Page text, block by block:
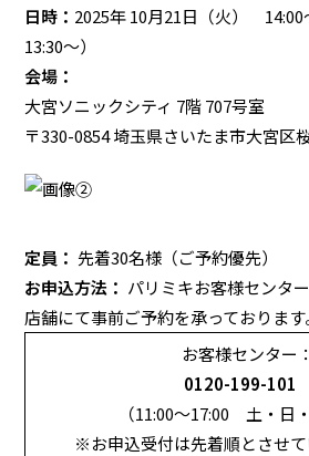
日時： 2025年 10月21日（火） 14:00
13:30～）
会場：
大宮ソニックシティ 7階 707号室
〒330-0854 埼玉県さいたま市大宮区
定員： 先着30名様（ご予約優先）
お申込方法： パリミキお客様センタ
店舗にて事前ご予約を承っております
お客様センター：
0120-199-101
（11:00～17:00 土・日
※お申込受付は先着順とさせて